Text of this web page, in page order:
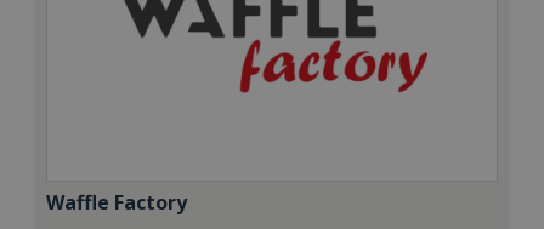
Waffle Factory